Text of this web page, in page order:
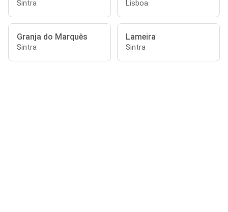
Sintra Lisboa
Granja do Marquês
Sintra
Lameira
Sintra